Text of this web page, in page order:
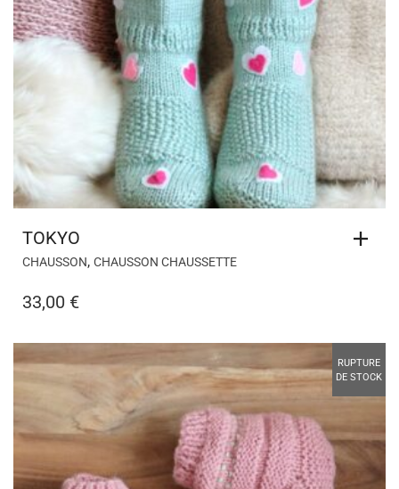
TOKYO
CHAUSSON, CHAUSSON CHAUSSETTE
33,00 €
RUPTURE
DE STOCK